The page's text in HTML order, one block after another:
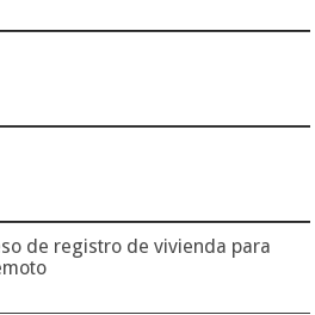
de registro de vivienda para